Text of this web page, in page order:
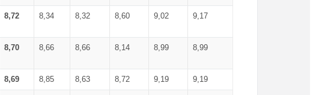
8,72 8,34 8,32 8,60 9,02 9,17
8,70 8,66 8,66 8,14 8,99 8,99
8,69 8,85 8,63 8,72 9,19 9,19